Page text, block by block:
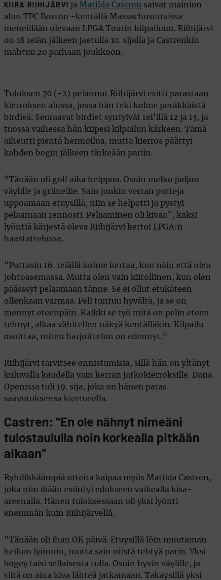
KIIRA RIIHIJÄRVI ja Matilda Castren saivat mainion
alun TPC Boston -kentällä Massachusettsissa
meneillään olevaan LPGA Tourin kilpailuun. Riihijärvi
on 18 reiän jälkeen jaetulla 10. sijalla ja Castrenkin
mahtuu 20 parhaan joukkoon.
Tuloksen 70 (-2) pelannut Riihijärvi esitti parastaan
kierroksen alussa, jossa hän teki kolme peräkkäistä
birdieä. Seuraavat birdiet syntyivät rei’illä 12 ja 13, ja
tuossa vaihessa hän kiipesi kilpailun kärkeen. Tämä
aiheutti pientä hermoilua, mutta kierros päättyi
kahden bogin jälkeen tärkeään pariin.
”Tänään oli golf aika helppoa. Osuin melko paljon
väylille ja griineille. Sain jonkin verran putteja
uppoamaan etuysillä, niin se helpotti ja pystyi
pelaamaan rennosti. Pelaaminen oli kivaa”, kaksi
lyöntiä kärjestä oleva Riihijärvi kertoi LPGA:n
haastattelussa.
”Puttasin 16. reiällä kolme kertaa, kun näin että olen
johtoasemassa. Mutta olen vain kiitollinen, kun olen
päässsyt pelaamaan tänne. Se ei ollut etukäteen
ollenkaan varmaa. Peli tuntuu hyvältä, ja se on
mennyt eteenpäin. Kaikki se työ mitä on pelin eteen
tehnyt, alkaa vähitellen näkyä kentälläkin. Kilpailu
osoittaa, miten harjoittelun on edennyt.”
Riihijärvi tarvitsee onnistumisia, sillä hän on yltänyt
kuluvalla kaudella vain kerran jatkokierroksille. Dana
Openissa tuli 19. sija, joka on hänen paras
saavutuksensa kiertueella.
Castren: ”En ole nähnyt nimeäni
tulostaululla noin korkealla pitkään
aikaan”
Ryhdikkäämpiä otteita kaipaa myös Matilda Castren,
joka niin ikään esiintyi edukseen vaikealla kisa-
areenalla. Hänen tuloksessaan oli yksi lyönti
enemmän kuin Riihijärvellä.
”Tänään oli ihan OK päivä. Etuysillä löin muutaman
heikon lyönnin, mutta sain niistä tehtyä parin. Yksi
bogey taisi sellaisesta tulla. Osuin hyvin väylille, ja
siitä on aina kiva lähteä jatkamaan. Takaysillä yksi